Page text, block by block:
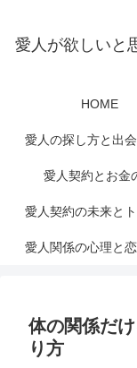
愛人が欲しいと
HOME
愛人の探し方と出
愛人契約とお金
愛人契約の未来と
愛人関係の心理と
体の関係だ
り方